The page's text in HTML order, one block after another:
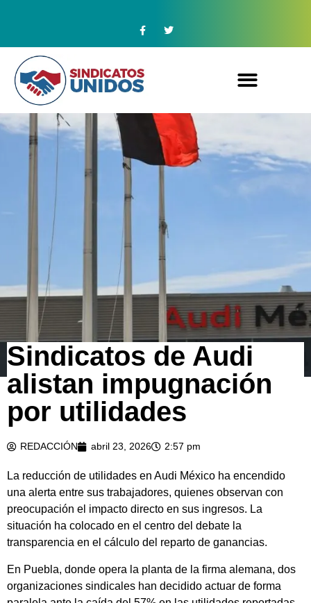
Sindicatos de Audi
alistan impugnación
por utilidades
REDACCIÓN abril 23, 2026 2:57 pm
La reducción de utilidades en Audi México ha encendido
una alerta entre sus trabajadores, quienes observan con
preocupación el impacto directo en sus ingresos. La
situación ha colocado en el centro del debate la
transparencia en el cálculo del reparto de ganancias.
En Puebla, donde opera la planta de la firma alemana, dos
organizaciones sindicales han decidido actuar de forma